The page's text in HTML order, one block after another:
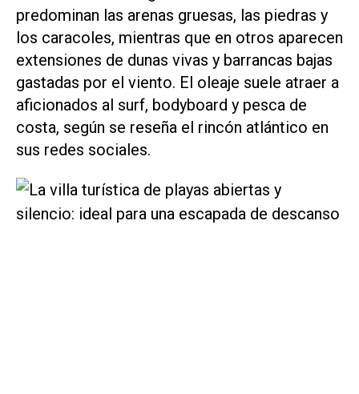
predominan las arenas gruesas, las piedras y
los caracoles, mientras que en otros aparecen
extensiones de dunas vivas y barrancas bajas
gastadas por el viento. El oleaje suele atraer a
aficionados al surf, bodyboard y pesca de
costa, según se reseña el rincón atlántico en
sus redes sociales.